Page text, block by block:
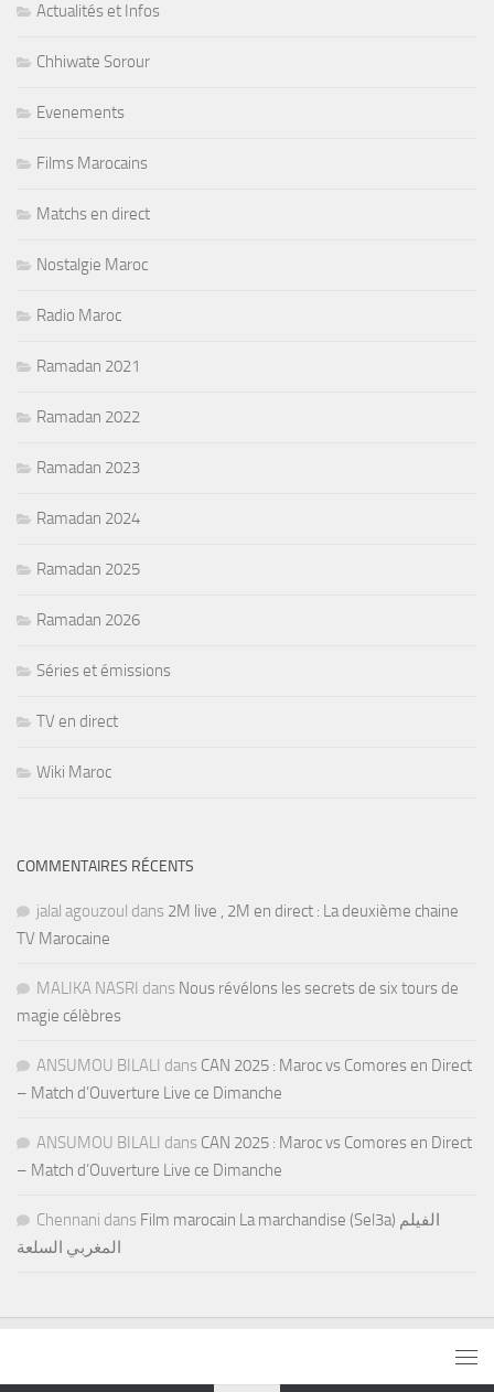
Actualités et Infos
Chhiwate Sorour
Evenements
Films Marocains
Matchs en direct
Nostalgie Maroc
Radio Maroc
Ramadan 2021
Ramadan 2022
Ramadan 2023
Ramadan 2024
Ramadan 2025
Ramadan 2026
Séries et émissions
TV en direct
Wiki Maroc
COMMENTAIRES RÉCENTS
jalal agouzoul dans 2M live , 2M en direct : La deuxième chaine
TV Marocaine
MALIKA NASRI dans Nous révélons les secrets de six tours de
magie célèbres
ANSUMOU BILALI dans CAN 2025 : Maroc vs Comores en Direct
– Match d’Ouverture Live ce Dimanche
ANSUMOU BILALI dans CAN 2025 : Maroc vs Comores en Direct
– Match d’Ouverture Live ce Dimanche
Chennani dans Film marocain La marchandise (Sel3a) الفيلم
المغربي السلعة